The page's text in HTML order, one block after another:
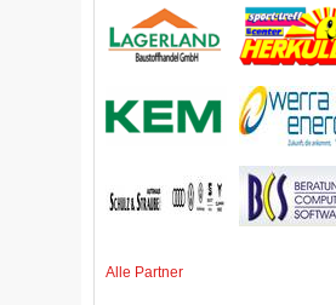
Alle Partner